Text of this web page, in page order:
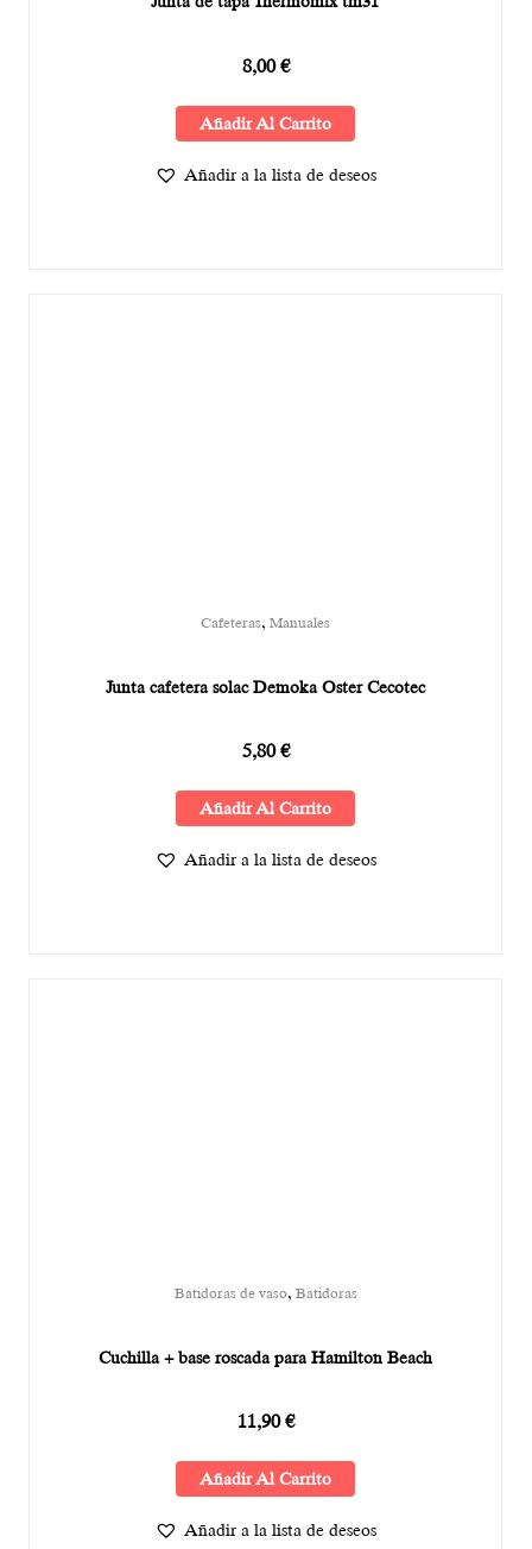
8,00€
Añadir Al Carrito
Añadir a la lista de deseos
Cafeteras, Manuales
Junta cafetera solac Demoka Oster Cecotec
5,80€
Añadir Al Carrito
Añadir a la lista de deseos
Batidoras de vaso, Batidoras
Cuchilla + base roscada para Hamilton Beach
11,90€
Añadir Al Carrito
Añadir a la lista de deseos